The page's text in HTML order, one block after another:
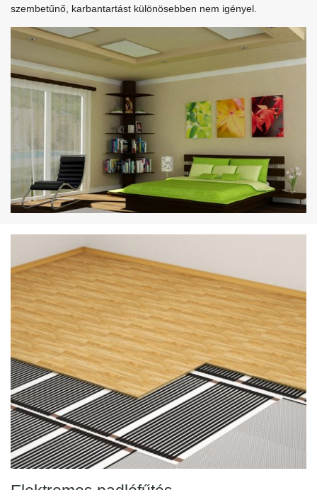
szembetűnő, karbantartást különösebben nem igényel.